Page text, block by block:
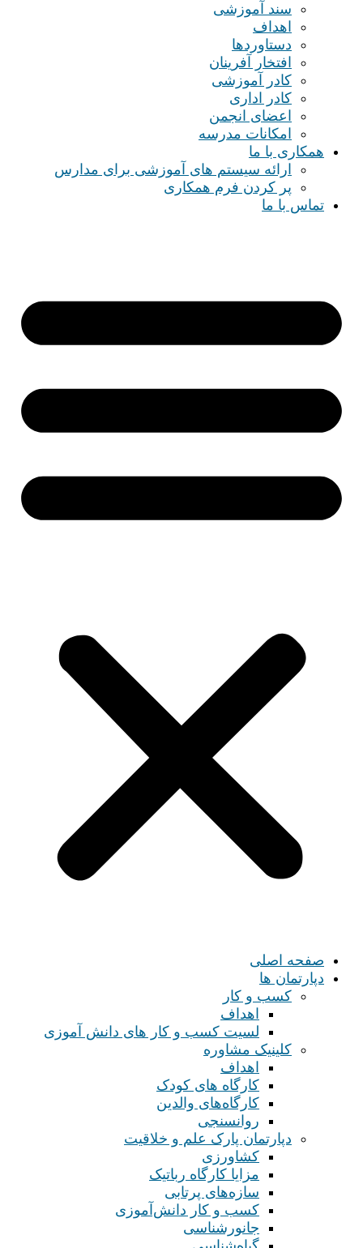
سند آموزشی
اهداف
دستاوردها
افتخار آفرینان
کادر آموزشی
کادر اداری
اعضای انجمن
امکانات مدرسه
همکاری با ما
ارائه سیستم های آموزشی برای مدارس
پر کردن فرم همکاری
تماس با ما
صفحه اصلی
دپارتمان ها
کسب و کار
اهداف
لسیت کسب و کار های دانش آموزی
کلینیک مشاوره
اهداف
کارگاه های کودک
کارگاه‌های والدین
روانسنجی
دپارتمان پارک علم و خلاقیت
کشاورزی
مزایا کارگاه رباتیک
سازه‌های پرتابی
کسب و کار دانش‌آموزی
جانورشناسی